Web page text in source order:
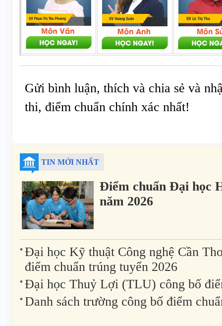
Gửi bình luận, thích và chia sẻ và
thi, điểm chuẩn chính xác nhất!
TIN MỚI NHẤT
Điểm chuẩn Đại học
năm 2026
Đại học Kỹ thuật Công nghệ Cần
điểm chuẩn trúng tuyển 2026
Đại học Thuỷ Lợi (TLU) công bố
Danh sách trường công bố điểm